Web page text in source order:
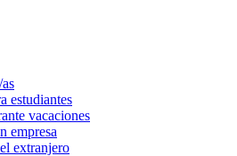
estudiantes
vacaciones
empresa
extranjero